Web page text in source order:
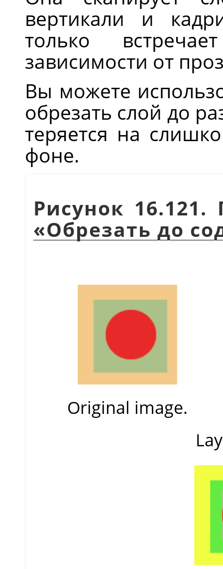
вертикали и
только
зависимости от
Вы можете
обрезать слой до
теряется на
фоне.
Рисунок
«Обрезать до
Original image.